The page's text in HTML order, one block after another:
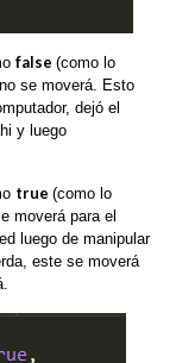
false (como lo
se moverá. Esto
dejó el
y luego
true (como lo
moverá para el
luego de manipular
este se moverá